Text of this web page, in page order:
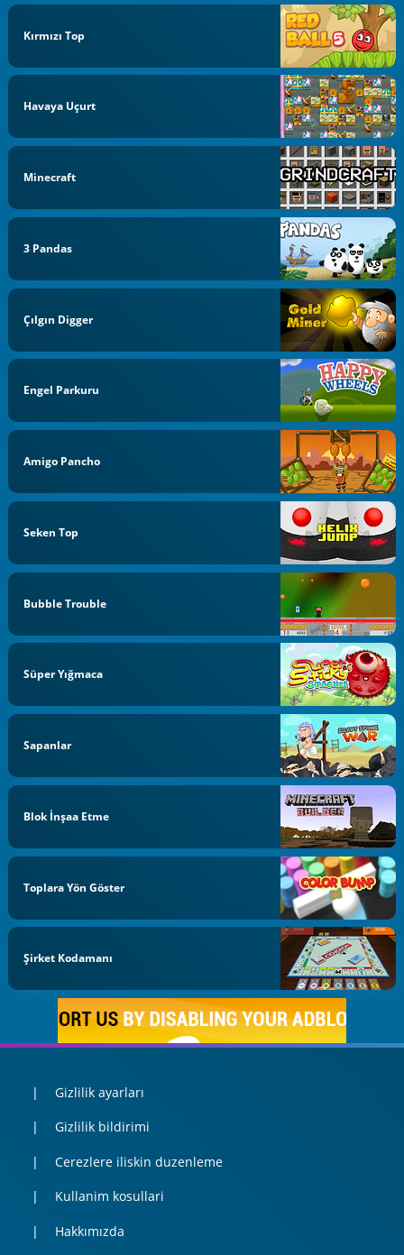
Kırmızı Top
Havaya Uçurt
Minecraft
3 Pandas
Çılgın Digger
Engel Parkuru
Amigo Pancho
Seken Top
Bubble Trouble
Süper Yığmaca
Sapanlar
Blok İnşaa Etme
Toplara Yön Göster
Şirket Kodamanı
Gizlilik ayarları
Gizlilik bildirimi
Cerezlere iliskin duzenleme
Kullanim kosullari
Hakkımızda